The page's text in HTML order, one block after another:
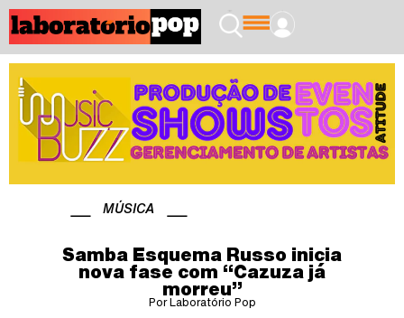
MÚSICA
Samba Esquema Russo inicia
nova fase com “Cazuza já
morreu”
Por Laboratório Pop